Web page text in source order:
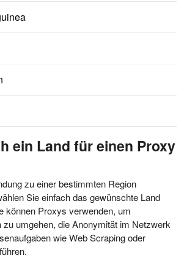
ein Land für einen Proxy
zu einer bestimmten Region
Sie einfach das gewünschte Land
können Proxys verwenden, um
umgehen, die Anonymität im Netzwerk
wie Web Scraping oder